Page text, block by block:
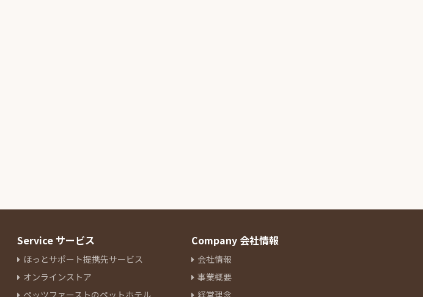
Service サービス
ほっとサポート提携先サービス
オンラインストア
ペッツファーストのペットホテル
Company 会社情報
会社情報
事業概要
経営理念